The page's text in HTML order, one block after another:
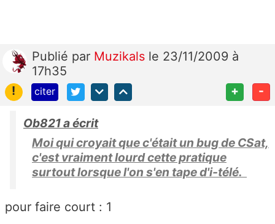
Publié par Muzikals le 23/11/2009 à
17h35
!
citer + -
Ob821 a écrit
Moi qui croyait que c'était un bug de CSat,
c'est vraiment lourd cette pratique
surtout lorsque l'on s'en tape d'i-télé.
pour faire court : 1